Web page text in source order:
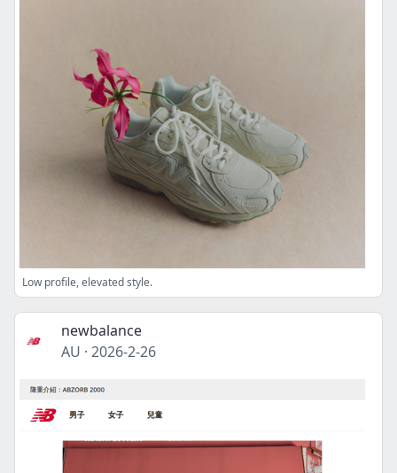
Low profile, elevated style.
newbalance
AU · 2026-2-26